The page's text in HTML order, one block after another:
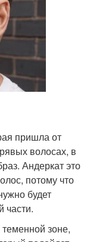
пришла от
волосах, в
Андеркат это
потому что
будет
части.
зоне,